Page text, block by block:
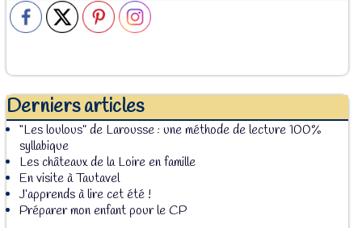
Derniers articles
“Les loulous” de Larousse : une méthode de lecture 100%
syllabique
Les châteaux de la Loire en famille
En visite à Tautavel
J’apprends à lire cet été !
Préparer mon enfant pour le CP